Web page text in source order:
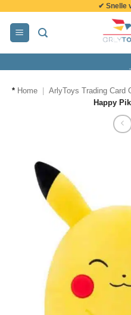
inhoud
✔ Snelle
* Home ArlyToys Trading Card
Happy